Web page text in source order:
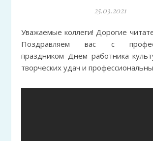
25.03.2021
Уважаемые коллеги! Дорогие читатели и друзья!
Поздравляем вас с
праздником Днем работника
творческих удач и